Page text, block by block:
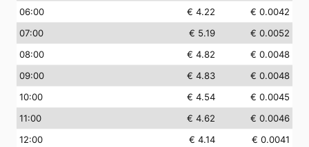
06:00 € 4.22
€ 0.0042
07:00 € 5.19
€ 0.0052
08:00 € 4.82
€ 0.0048
09:00 € 4.83
€ 0.0048
10:00 € 4.54
€ 0.0045
11:00 € 4.62
€ 0.0046
12:00 € 4.14
€ 0.0041